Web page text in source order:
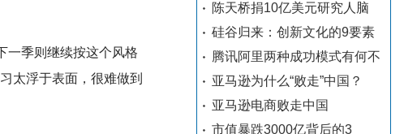
一季则继续按这个风格
太浮于表面，很难做到
陈天桥捐10亿美元研究人脑
硅谷归来：创新文化的9要素
腾讯阿里两种成功模式有何不
亚马逊为什么“败走”中国？
亚马逊电商败走中国
市值暴跌3000亿背后的3